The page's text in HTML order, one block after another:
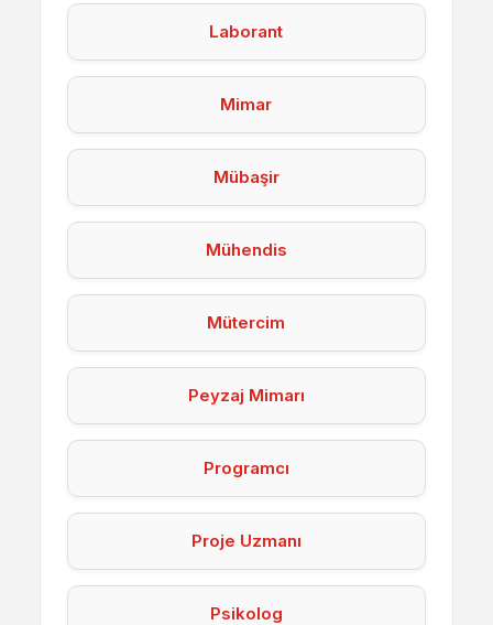
Laborant
Mimar
Mübaşir
Mühendis
Mütercim
Peyzaj Mimarı
Programcı
Proje Uzmanı
Psikolog